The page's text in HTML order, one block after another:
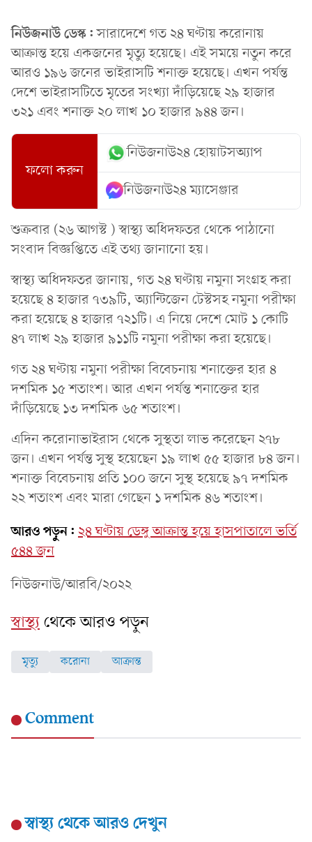
নিউজনাউ ডেস্ক:সারাদেশে গত ২৪ ঘণ্টায় করোনায়
আক্রান্ত হয়ে একজনের মৃত্যু হয়েছে। এই সময়ে নতুন করে
আরও ১৯৬ জনের ভাইরাসটি শনাক্ত হয়েছে। এখন পর্যন্ত
দেশে ভাইরাসটিতে মৃতের সংখ্যা দাঁড়িয়েছে ২৯ হাজার
৩২১ এবং শনাক্ত ২০ লাখ ১০ হাজার ৯৪৪ জন।
ফলো করুন
নিউজনাউ২৪ হোয়াটসঅ্যাপ
নিউজনাউ২৪ ম্যাসেঞ্জার
শুক্রবার (২৬ আগস্ট ) স্বাস্থ্য অধিদফতর থেকে পাঠানো
সংবাদ বিজ্ঞপ্তিতে এই তথ্য জানানো হয়।
স্বাস্থ্য অধিদফতর জানায়, গত ২৪ ঘণ্টায় নমুনা সংগ্রহ করা
হয়েছে ৪ হাজার ৭৩৯টি, অ্যান্টিজেন টেস্টসহ নমুনা পরীক্ষা
করা হয়েছে ৪ হাজার ৭২১টি। এ নিয়ে দেশে মোট ১ কোটি
৪৭ লাখ ২৯ হাজার ৯১১টি নমুনা পরীক্ষা করা হয়েছে।
গত ২৪ ঘণ্টায় নমুনা পরীক্ষা বিবেচনায় শনাক্তের হার ৪
দশমিক ১৫ শতাংশ। আর এখন পর্যন্ত শনাক্তের হার
দাঁড়িয়েছে ১৩ দশমিক ৬৫ শতাংশ।
এদিন করোনাভাইরাস থেকে সুস্থতা লাভ করেছেন ২৭৮
জন। এখন পর্যন্ত সুস্থ হয়েছেন ১৯ লাখ ৫৫ হাজার ৮৪ জন।
শনাক্ত বিবেচনায় প্রতি ১০০ জনে সুস্থ হয়েছে ৯৭ দশমিক
২২ শতাংশ এবং মারা গেছেন ১ দশমিক ৪৬ শতাংশ।
আরও পড়ুন: ২৪ ঘণ্টায় ডেঙ্গু আক্রান্ত হয়ে হাসপাতালে ভর্তি
৫৪৪ জন
নিউজনাউ/আরবি/২০২২
স্বাস্থ্যথেকে আরও পড়ুন
মৃত্যু করোনা আক্রান্ত
Comment
স্বাস্থ্যথেকে আরও দেখুন